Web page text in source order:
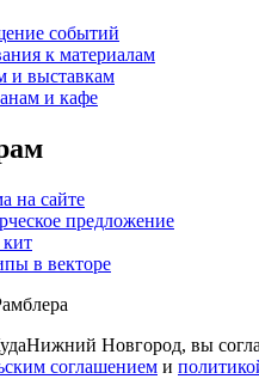
событий
к материалам
и выставкам
и кафе
на сайте
предложение
в векторе
Новгород, вы
соглашением и